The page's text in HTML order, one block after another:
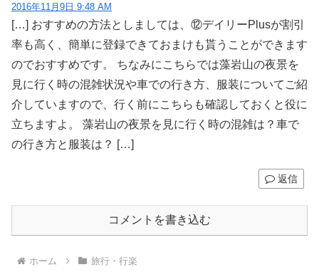
2016年11月9日 9:48 AM
[…] おすすめの方法としましては、⑫デイリーPlusが割引
率も高く、簡単に登録できておまけも貰うことができます
のでおすすめです。 ちなみにこちらでは藻岩山の夜景を
見に行く時の混雑状況や車での行き方、服装についてご紹
介していますので、行く前にこちらも確認しておくと役に
立ちますよ。 藻岩山の夜景を見に行く時の混雑は？車で
の行き方と服装は？ […]
返信
コメントを書き込む
ホーム 旅行・行楽